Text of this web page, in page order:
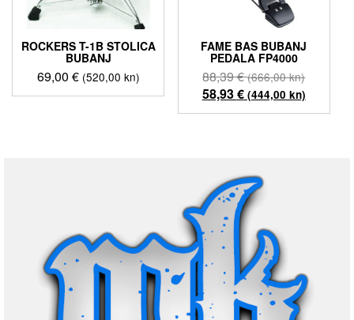
ROCKERS T-1B STOLICA
BUBANJ
69,00 € (520,00 kn)
FAME BAS BUBANJ
PEDALA FP4000
88,39€ (666,00 kn)Izvorna
cijena
bila
58,93€ (444,00 kn)Trenutna
cijena